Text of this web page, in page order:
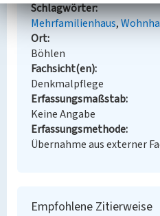
Schlagwörter
Mehrfamilienhaus
Ort
Böhlen
Fachsicht(en)
Denkmalpflege
Erfassungsmaßstab
Keine Angabe
Erfassungsmethode
Übernahme aus externer
Empfohlene Zitierweise